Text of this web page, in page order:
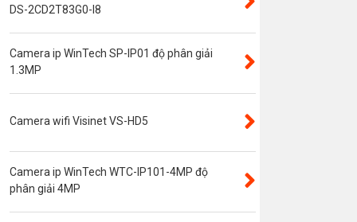
Đầu ghi camera 4 kênh
Đầu ghi camera 8 kênh
Đầu ghi camera ip
Camera 360
Camera Yoosee
DS-2CD2T83G0-I8
Camera ip WinTech SP-IP01 độ phân giải
1.3MP
Camera wifi Visinet VS-HD5
Camera ip WinTech WTC-IP101-4MP độ
phân giải 4MP